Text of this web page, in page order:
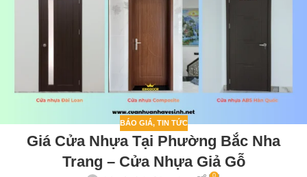
BÁO GIÁ, TIN TỨC
Giá Cửa Nhựa Tại Phường Bắc Nha
Trang – Cửa Nhựa Giả Gỗ
0